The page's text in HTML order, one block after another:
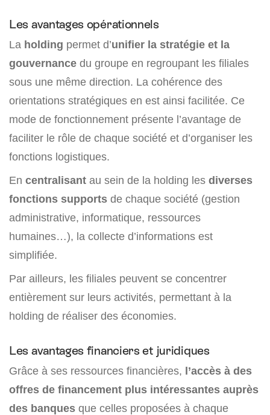
Les avantages opérationnels
La holding permet d’unifier la stratégie et la
gouvernance du groupe en regroupant les filiales
sous une même direction. La cohérence des
orientations stratégiques en est ainsi facilitée. Ce
mode de fonctionnement présente l’avantage de
faciliter le rôle de chaque société et d’organiser les
fonctions logistiques.
En centralisant au sein de la holding les diverses
fonctions supports de chaque société (gestion
administrative, informatique, ressources
humaines…), la collecte d’informations est
simplifiée.
Par ailleurs, les filiales peuvent se concentrer
entièrement sur leurs activités, permettant à la
holding de réaliser des économies.
Les avantages financiers et juridiques
Grâce à ses ressources financières, l’accès à des
offres de financement plus intéressantes auprès
des banques que celles proposées à chaque